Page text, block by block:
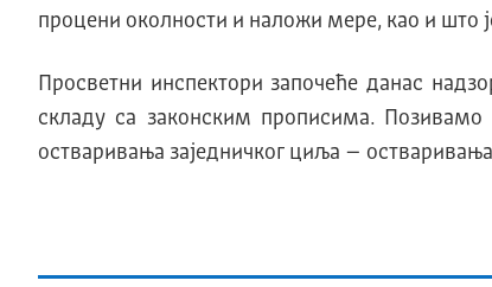
процени околности и наложи мере, као и што
Просветни инспектори започеће данас
складу са законским прописима.
остваривања заједничког циља –